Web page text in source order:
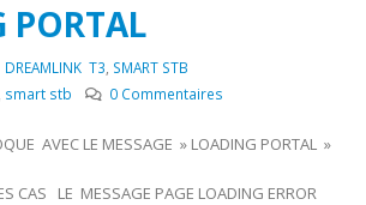
PORTAL
DREAMLINK T3 SMART STB
smart stb 0 Commentaires
AVEC LE MESSAGE » LOADING PORTAL »
CAS LE MESSAGE PAGE LOADING ERROR